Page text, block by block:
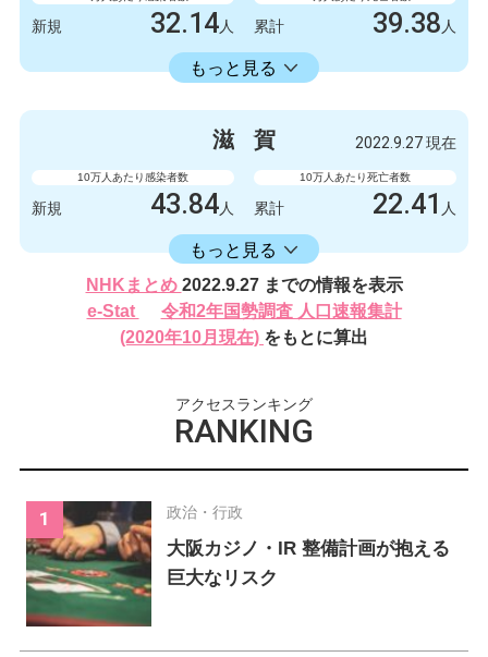
新規 32.14人 累計 39.38 人
もっと見る
16582.30人
426人 新規
219788 522
滋 賀 2022.9.27 現在
10万人あたり感染者数
新規 43.84 人
10万人あたり死亡者数
累計 22.41 人
もっと見る
16406.17人
感染者数
620人
死亡者数
新規
232024人 累計
NHKまとめ 2022.9.27 までの情報を表示
e-Stat
令和2年国勢調査 人口速報集計
(2020年10月現在) をもとに算出
アクセスランキング
RANKING
政治・行政
大阪カジノ・IR 整備計画が抱える
巨大なリスク